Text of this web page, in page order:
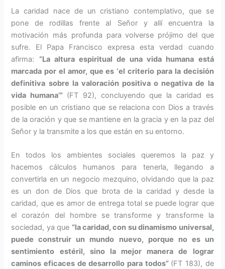
La caridad nace de un cristiano contemplativo, que se
pone de ro­dillas frente al Señor y allí encuen­tra la
motivación más profunda para volverse prójimo del que
sufre. El Papa Francisco expresa esta verdad cuando
afirma: “La altura espiritual de una vida humana está
marcada por el amor, que es ‘el cri­terio para la decisión
definitiva sobre la valoración positiva o negativa de la
vida humana’” (FT 92), concluyendo que la ca­ridad es
posible en un cristiano que se rela­ciona con Dios a través
de la oración y que se mantiene en la gracia y en la paz del
Señor y la transmite a los que están en su en­torno.
En todos los ambientes sociales queremos la paz y
hacemos cálcu­los humanos para tenerla, llegando a
convertirla en un negocio mez­quino, olvidando que la paz
es un don de Dios que brota de la caridad y desde la
caridad, que es amor de entrega total se puede lograr que
el corazón del hombre se transforme y transforme la
sociedad, ya que “la caridad, con su dinamismo universal,
puede construir un mundo nuevo, porque no es un
sentimiento estéril, sino la mejor manera de lograr
caminos efica­ces de desarrollo para todos” (FT 183), de